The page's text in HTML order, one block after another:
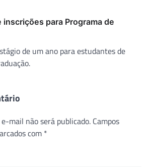
inscrições para Programa de
de um ano para estudantes de
mail não será publicado. Campos
com *